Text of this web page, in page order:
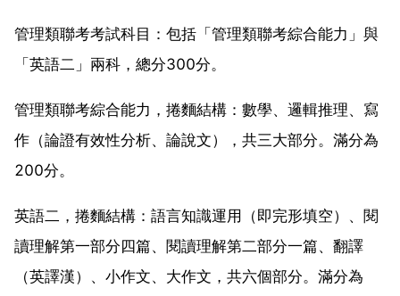
管理類聯考考試科目：包括「管理類聯考綜合能力」與
「英語二」兩科，總分300分。
管理類聯考綜合能力，捲麵結構：數學、邏輯推理、寫
作（論證有效性分析、論說文），共三大部分。滿分為
200分。
英語二，捲麵結構：語言知識運用（即完形填空）、閱
讀理解第一部分四篇、閱讀理解第二部分一篇、翻譯
（英譯漢）、小作文、大作文，共六個部分。滿分為